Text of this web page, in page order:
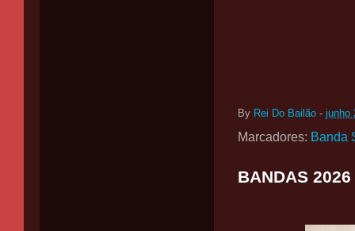
By Rei Do Bailão - junho
Marcadores: Banda
BANDAS